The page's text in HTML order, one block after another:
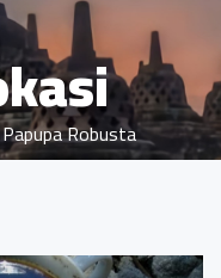
Robusta